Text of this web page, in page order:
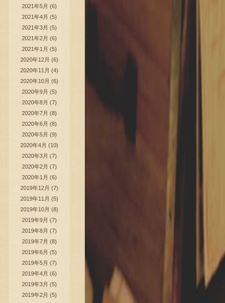
2021年5月 (6)
2021年4月 (5)
2021年3月 (5)
2021年2月 (6)
2021年1月 (5)
2020年12月 (6)
2020年11月 (4)
2020年10月 (6)
2020年9月 (5)
2020年8月 (7)
2020年7月 (8)
2020年6月 (8)
2020年5月 (9)
2020年4月 (10)
2020年3月 (7)
2020年2月 (7)
2020年1月 (6)
2019年12月 (7)
2019年11月 (5)
2019年10月 (8)
2019年9月 (7)
2019年8月 (7)
2019年7月 (8)
2019年6月 (5)
2019年5月 (7)
2019年4月 (6)
2019年3月 (5)
2019年2月 (5)